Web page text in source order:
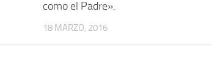
como el Padre».
18 MARZO, 2016